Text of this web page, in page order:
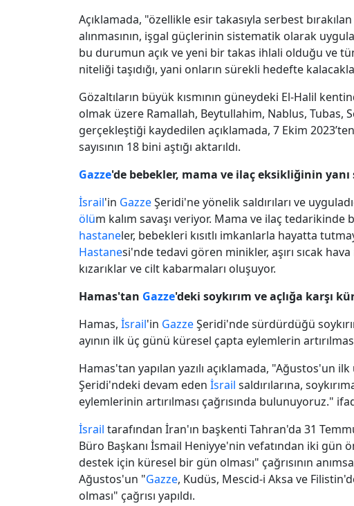
Açıklamada, "özellikle esir takasıyla serbest
alınmasının, işgal güçlerinin sistematik olarak
bu durumun açık ve yeni bir takas ihlali olduğu ve
niteliği taşıdığı, yani onların sürekli hedefte
Gözaltıların büyük kısmının güneydeki El-Halil
olmak üzere Ramallah, Beytullahim, Nablus, Tubas,
gerçekleştiği kaydedilen açıklamada, 7 Ekim
sayısının 18 bini aştığı aktarıldı.
Gazze'de bebekler, mama ve ilaç eksikliğinin
İsrail'in GazzeŞeridi'ne yönelik saldırıları ve
ölüm kalım savaşı veriyor. Mama ve ilaç tedarikinde
hastaneler, bebekleri kısıtlı imkanlarla hayatta
Hastanesi'nde tedavi gören minikler, aşırı sıcak
kızarıklar ve cilt kabarmaları oluşuyor.
Hamas'tan Gazze'deki soykırım ve açlığa karşı
Hamas, İsrail'in GazzeŞeridi'nde sürdürdüğü
ayının ilk üç günü küresel çapta eylemlerin
Hamas'tan yapılan yazılı açıklamada, "Ağustos'un
Şeridi'ndeki devam eden İsrail saldırılarına,
eylemlerinin artırılması çağrısında bulunuyoruz."
İsrail tarafından İran'ın başkenti Tahran'da 31
Büro Başkanı İsmail Heniyye'nin vefatından iki gün
destek için küresel bir gün olması" çağrısının
Ağustos'un "Gazze, Kudüs, Mescid-i Aksa ve
olması" çağrısı yapıldı.